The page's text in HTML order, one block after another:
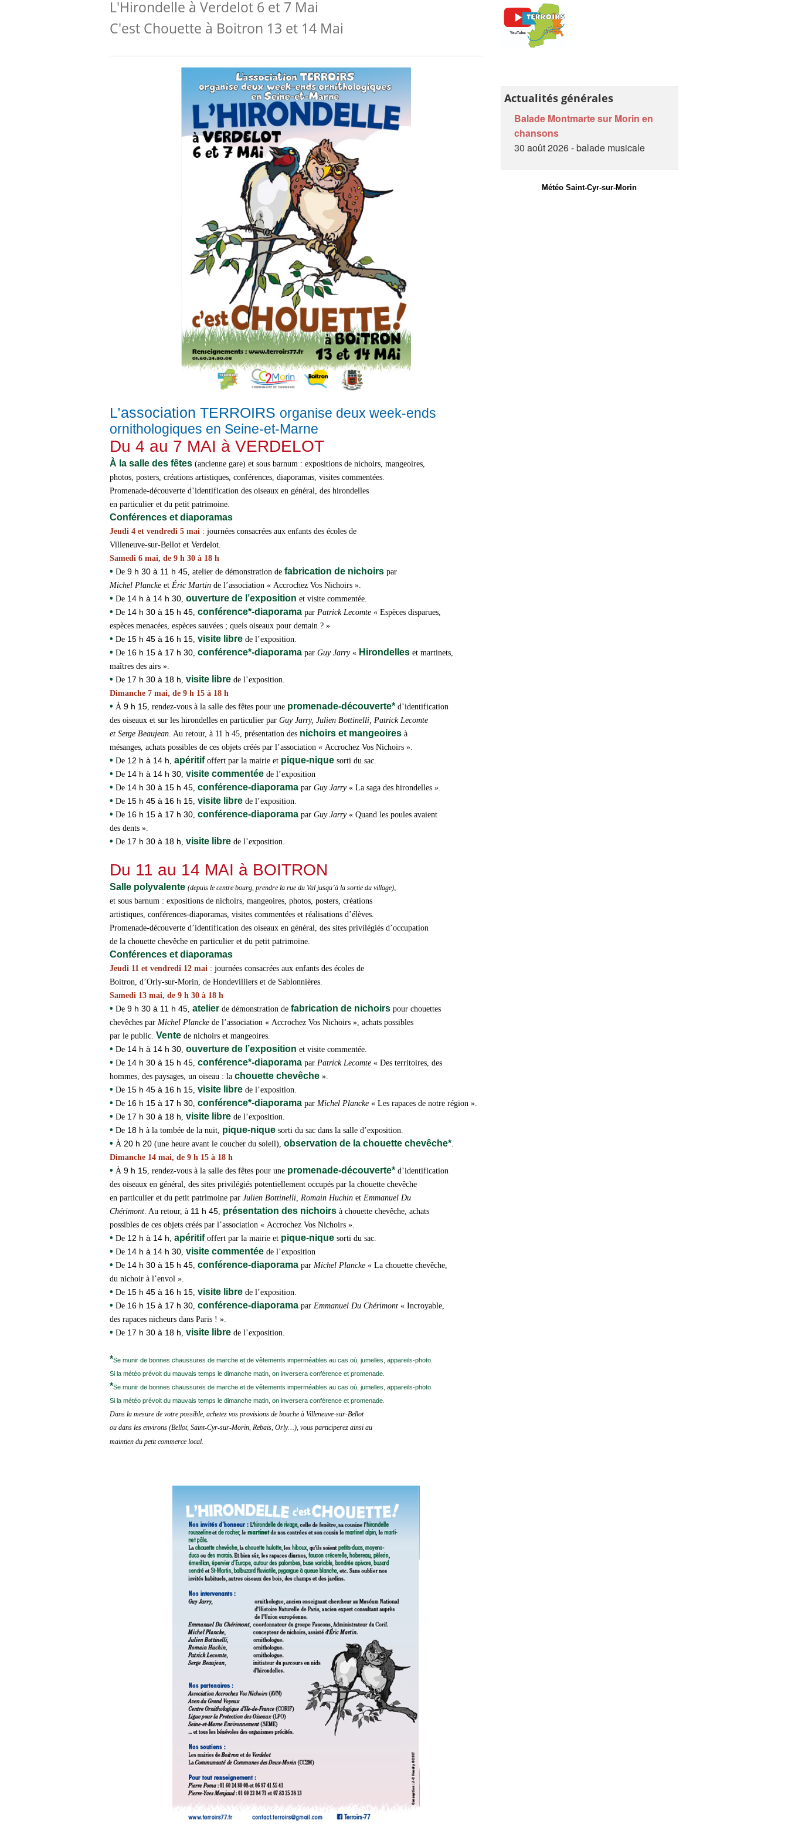
Papillons de jour en Brie des Morin
A l'école de nos campagnes
Recherche nom dans le livre et/ou le cahier
A venir...
Petites écoles villageoises de la Brie
L'Hirondelle à Verdelot 6 et 7 Mai
C'est Chouette à Boitron 13 et 14 Mai
L’association TERROIRS organise deux week-ends
ornithologiques en Seine-et-Marne
Du 4 au 7 MAI à VERDELOT
À la salle des fêtes (ancienne gare) et sous barnum : expositions de nichoirs, mangeoires,
photos, posters, créations artistiques, conférences, diaporamas, visites commentées.
Promenade-découverte d’identification des oiseaux en général, des hirondelles
en particulier et du petit patrimoine.
Conférences et diaporamas
Jeudi 4 et vendredi 5 mai : journées consacrées aux enfants des écoles de
Villeneuve-sur-Bellot et Verdelot.
Samedi 6 mai, de 9 h 30 à 18 h
• De 9 h 30 à 11 h 45, atelier de démonstration de fabrication de nichoirs par
Michel Plancke et Éric Martin de l’association « Accrochez Vos Nichoirs ».
• De 14 h à 14 h 30, ouverture de l’exposition et visite commentée.
• De 14 h 30 à 15 h 45, conférence*-diaporama par Patrick Lecomte « Espèces disparues,
espèces menacées, espèces sauvées ; quels oiseaux pour demain ? »
• De 15 h 45 à 16 h 15, visite libre de l’exposition.
• De 16 h 15 à 17 h 30, conférence*-diaporama par Guy Jarry « Hirondelles et martinets,
maîtres des airs ».
• De 17 h 30 à 18 h, visite libre de l’exposition.
Dimanche 7 mai, de 9 h 15 à 18 h
• À 9 h 15, rendez-vous à la salle des fêtes pour une promenade-découverte* d’identification
des oiseaux et sur les hirondelles en particulier par Guy Jarry, Julien Bottinelli, Patrick Lecomte
et Serge Beaujean. Au retour, à 11 h 45, présentation des nichoirs et mangeoires à
mésanges, achats possibles de ces objets créés par l’association « Accrochez Vos Nichoirs ».
• De 12 h à 14 h, apéritif offert par la mairie et pique-nique sorti du sac.
• De 14 h à 14 h 30, visite commentée de l’exposition
• De 14 h 30 à 15 h 45, conférence-diaporama par Guy Jarry « La saga des hirondelles ».
• De 15 h 45 à 16 h 15, visite libre de l’exposition.
• De 16 h 15 à 17 h 30, conférence-diaporama par Guy Jarry « Quand les poules avaient
des dents ».
• De 17 h 30 à 18 h, visite libre de l’exposition.
Du 11 au 14 MAI à BOITRON
Salle polyvalente (depuis le centre bourg, prendre la rue du Val jusqu’à la sortie du village),
et sous barnum : expositions de nichoirs, mangeoires, photos, posters, créations
artistiques, conférences-diaporamas, visites commentées et réalisations d’élèves.
Promenade-découverte d’identification des oiseaux en général, des sites privilégiés d’occupation
de la chouette chevêche en particulier et du petit patrimoine.
Conférences et diaporamas
Jeudi 11 et vendredi 12 mai : journées consacrées aux enfants des écoles de
Boitron, d’Orly-sur-Morin, de Hondevilliers et de Sablonnières.
Samedi 13 mai, de 9 h 30 à 18 h
• De 9 h 30 à 11 h 45, atelier de démonstration de fabrication de nichoirs pour chouettes
chevêches par Michel Plancke de l’association « Accrochez Vos Nichoirs », achats possibles
par le public. Vente de nichoirs et mangeoires.
• De 14 h à 14 h 30, ouverture de l’exposition et visite commentée.
• De 14 h 30 à 15 h 45, conférence*-diaporama par Patrick Lecomte « Des territoires, des
hommes, des paysages, un oiseau : la chouette chevêche ».
• De 15 h 45 à 16 h 15, visite libre de l’exposition.
• De 16 h 15 à 17 h 30, conférence*-diaporama par Michel Plancke « Les rapaces de notre région ».
• De 17 h 30 à 18 h, visite libre de l’exposition.
• De 18 h à la tombée de la nuit, pique-nique sorti du sac dans la salle d’exposition.
• À 20 h 20 (une heure avant le coucher du soleil), observation de la chouette chevêche*.
Dimanche 14 mai, de 9 h 15 à 18 h
• À 9 h 15, rendez-vous à la salle des fêtes pour une promenade-découverte* d’identification
des oiseaux en général, des sites privilégiés potentiellement occupés par la chouette chevêche
en particulier et du petit patrimoine par Julien Bottinelli, Romain Huchin et Emmanuel Du
Chérimont. Au retour, à 11 h 45, présentation des nichoirs à chouette chevêche, achats
possibles de ces objets créés par l’association « Accrochez Vos Nichoirs ».
• De 12 h à 14 h, apéritif offert par la mairie et pique-nique sorti du sac.
• De 14 h à 14 h 30, visite commentée de l’exposition
• De 14 h 30 à 15 h 45, conférence-diaporama par Michel Plancke « La chouette chevêche,
du nichoir à l’envol ».
• De 15 h 45 à 16 h 15, visite libre de l’exposition.
• De 16 h 15 à 17 h 30, conférence-diaporama par Emmanuel Du Chérimont « Incroyable,
des rapaces nicheurs dans Paris ! ».
• De 17 h 30 à 18 h, visite libre de l’exposition.
*Se munir de bonnes chaussures de marche et de vêtements imperméables au cas où, jumelles, appareils-photo.
Si la météo prévoit du mauvais temps le dimanche matin, on inversera conférence et promenade.
*Se munir de bonnes chaussures de marche et de vêtements imperméables au cas où, jumelles, appareils-photo.
Si la météo prévoit du mauvais temps le dimanche matin, on inversera conférence et promenade.
Dans la mesure de votre possible, achetez vos provisions de bouche à Villeneuve-sur-Bellot
ou dans les environs (Bellot, Saint-Cyr-sur-Morin, Rebais, Orly…), vous participerez ainsi au
maintien du petit commerce local.
Actualités générales
Balade Montmarte sur Morin en
chansons
30 août 2026 - balade musicale
Météo Saint-Cyr-sur-Morin